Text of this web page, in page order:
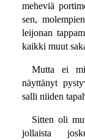
meheviä
sen,
leijonan
kaikki muut
Mutta ei
näyttänyt
salli niiden
Sitten oli
jollaista